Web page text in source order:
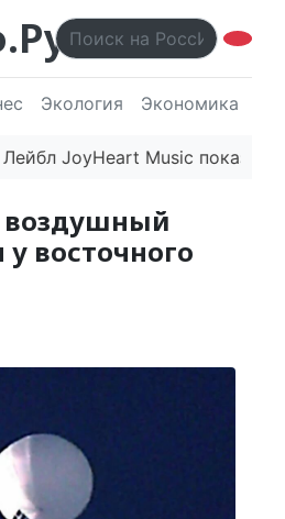
Экология Экономика
JoyHeart Music
восточного